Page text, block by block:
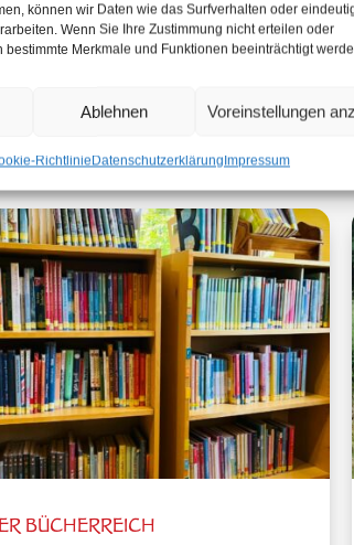
können wir Daten wie das Surfverhalten oder
Wenn Sie Ihre Zustimmung nicht erteilen oder
bestimmte Merkmale und Funktionen beeinträchtigt
Ablehnen Voreinstellungen
RichtlinieDatenschutzerklärungImpressum
BÜCHERREICH